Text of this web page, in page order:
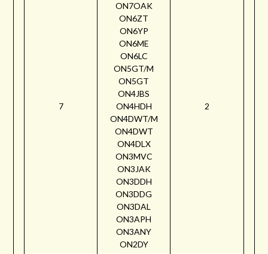
7
ON7OAK
ON6ZT
ON6YP
ON6ME
ON6LC
ON5GT/M
ON5GT
ON4JBS
ON4HDH
ON4DWT/M
ON4DWT
ON4DLX
ON3MVC
ON3JAK
ON3DDH
ON3DDG
ON3DAL
ON3APH
ON3ANY
ON2DY
2